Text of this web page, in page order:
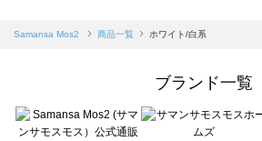
Samansa Mos2 blue（サマンサモスモス ブルー）の一覧
Te chichi（テチチ）の一覧
Te chichi CLASSIC（テチチ クラシック）の一覧
Samansa Mos2 商品一覧 ホワイト/白系
ブランド一覧